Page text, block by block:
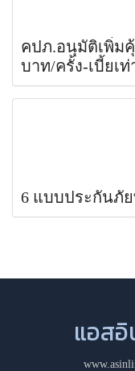
คปภ.อนุมัติเพิ่ม
บาท/ครั้ง-เบี้ยเ
6 แบบประกันภั
แอสอิ